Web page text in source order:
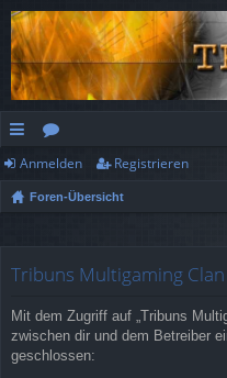
ch
ne
ug
rif
f
or
en
Anmelden Registrieren
Foren-Übersicht
Tribuns Multigaming
Mit dem Zugriff auf „Tribuns
zwischen dir und dem Betreiber
geschlossen: